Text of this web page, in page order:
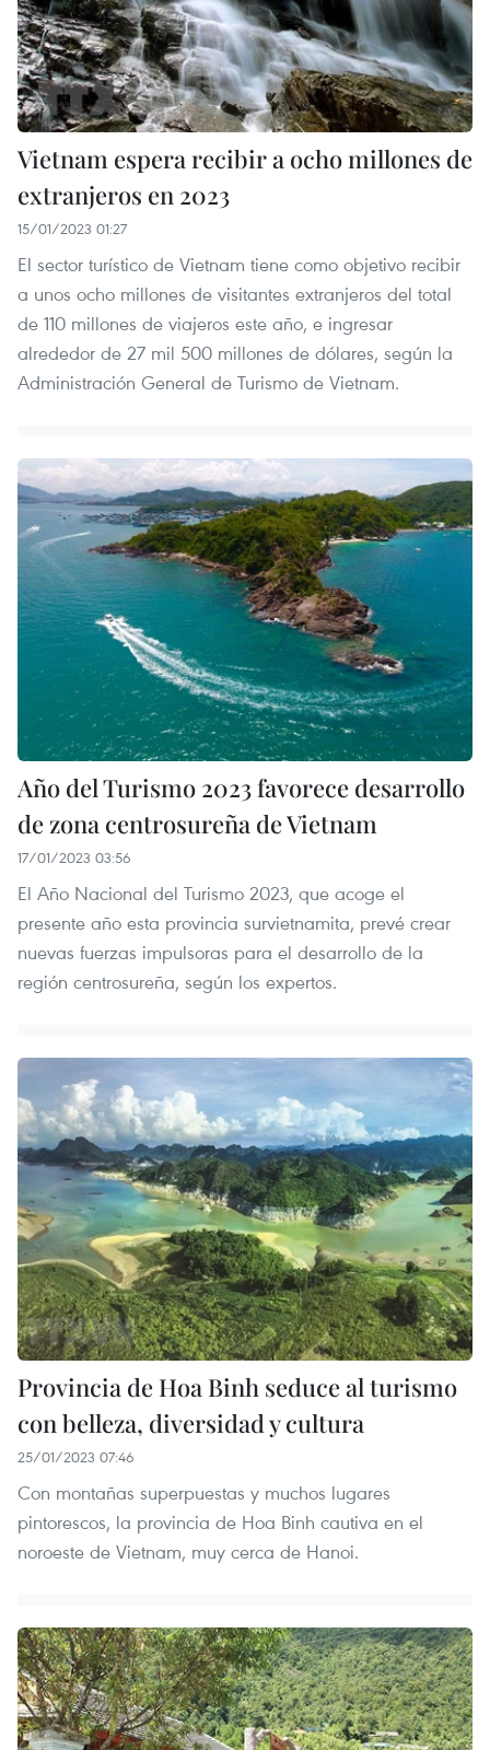
Vietnam espera recibir a ocho millones de
extranjeros en 2023
15/01/2023 01:27
El sector turístico de Vietnam tiene como objetivo recibir
a unos ocho millones de visitantes extranjeros del total
de 110 millones de viajeros este año, e ingresar
alrededor de 27 mil 500 millones de dólares, según la
Administración General de Turismo de Vietnam.
Año del Turismo 2023 favorece desarrollo
de zona centrosureña de Vietnam
17/01/2023 03:56
El Año Nacional del Turismo 2023, que acoge el
presente año esta provincia survietnamita, prevé crear
nuevas fuerzas impulsoras para el desarrollo de la
región centrosureña, según los expertos.
Provincia de Hoa Binh seduce al turismo
con belleza, diversidad y cultura
25/01/2023 07:46
Con montañas superpuestas y muchos lugares
pintorescos, la provincia de Hoa Binh cautiva en el
noroeste de Vietnam, muy cerca de Hanoi.